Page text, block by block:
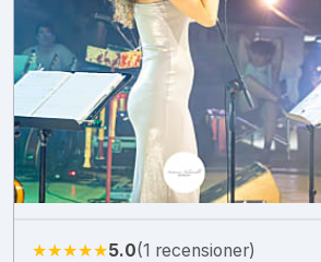
★★★★★5.0(1 recensioner)